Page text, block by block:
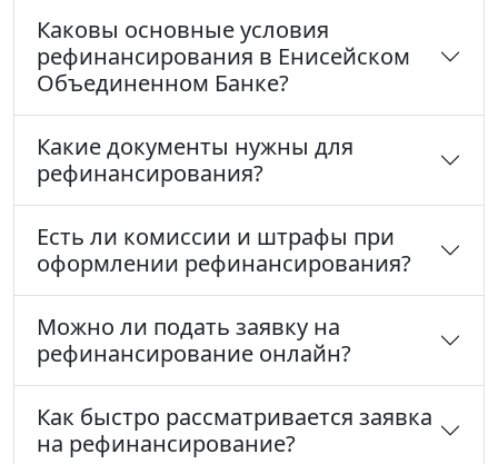
Каковы основные условия
рефинансирования в Енисейском
Объединенном Банке?
Какие документы нужны для
рефинансирования?
Есть ли комиссии и штрафы при
оформлении рефинансирования?
Можно ли подать заявку на
рефинансирование онлайн?
Как быстро рассматривается заявка
на рефинансирование?